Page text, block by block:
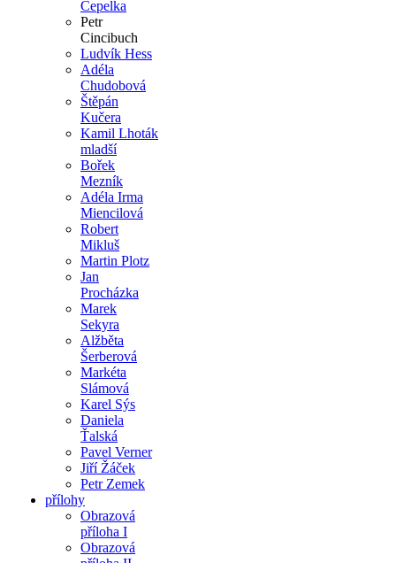
Čepelka
Petr
Cincibuch
Ludvík Hess
Adéla
Chudobová
Štěpán
Kučera
Kamil Lhoták
mladší
Bořek
Mezník
Adéla Irma
Miencilová
Robert
Mikluš
Martin Plotz
Jan
Procházka
Marek
Sekyra
Alžběta
Šerberová
Markéta
Slámová
Karel Sýs
Daniela
Ťalská
Pavel Verner
Jiří Žáček
Petr Zemek
přílohy
Obrazová
příloha I
Obrazová